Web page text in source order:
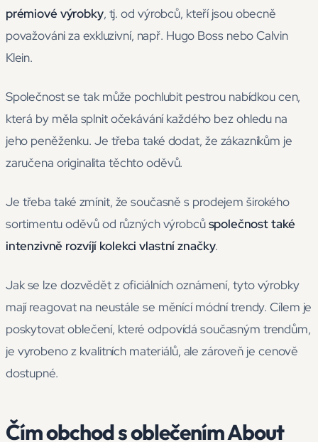
prémiové výrobky, tj. od výrobců, kteří jsou obecně
považováni za exkluzivní, např. Hugo Boss nebo Calvin
Klein.
Společnost se tak může pochlubit pestrou nabídkou cen,
která by měla splnit očekávání každého bez ohledu na
jeho peněženku. Je třeba také dodat, že zákazníkům je
zaručena originalita těchto oděvů.
Je třeba také zmínit, že současně s prodejem širokého
sortimentu oděvů od různých výrobcůspolečnost také
intenzivně rozvíjí kolekci vlastní značky.
Jak se lze dozvědět z oficiálních oznámení, tyto výrobky
mají reagovat na neustále se měnící módní trendy. Cílem je
poskytovat oblečení, které odpovídá současným trendům,
je vyrobeno z kvalitních materiálů, ale zároveň je cenově
dostupné.
Čím obchod s oblečením About